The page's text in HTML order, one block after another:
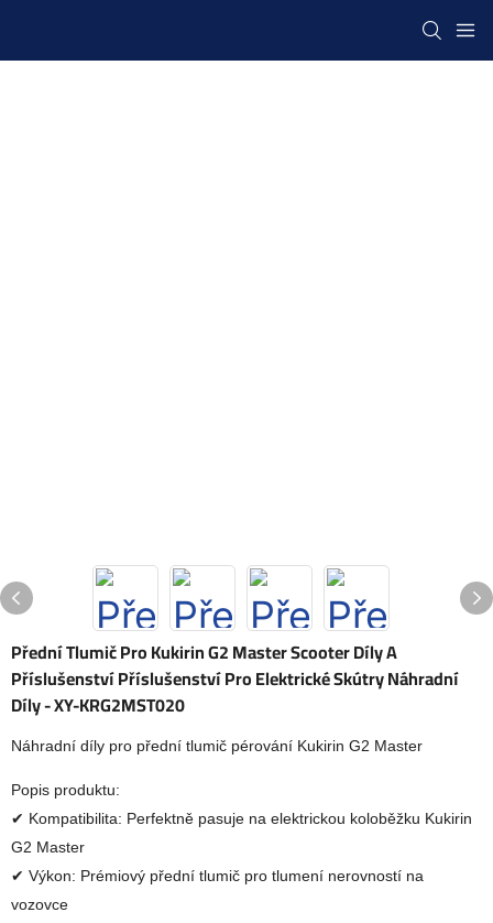
Přední Tlumič Pro Kukirin G2 Master Scooter Díly A
Příslušenství Příslušenství Pro Elektrické Skútry Náhradní
Díly - XY-KRG2MST020
Náhradní díly pro přední tlumič pérování Kukirin G2 Master
Popis produktu:
✔ Kompatibilita: Perfektně pasuje na elektrickou koloběžku Kukirin
G2 Master
✔ Výkon: Prémiový přední tlumič pro tlumení nerovností na
vozovce